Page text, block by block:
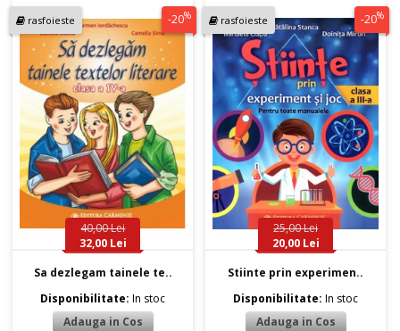
rasfoieste -20%
40,00 Lei
32,00 Lei
Sa dezlegam tainele te..
Disponibilitate:In stoc
rasfoieste -20%
25,00 Lei
20,00 Lei
Stiinte prin experimen..
Disponibilitate:In stoc